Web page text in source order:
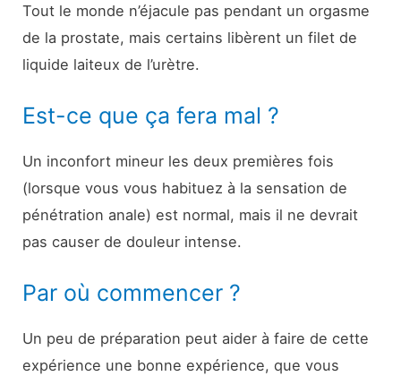
Tout le monde n’éjacule pas pendant un orgasme
de la prostate, mais certains libèrent un filet de
liquide laiteux de l’urètre.
Est-ce que ça fera mal ?
Un inconfort mineur les deux premières fois
(lorsque vous vous habituez à la sensation de
pénétration anale) est normal, mais il ne devrait
pas causer de douleur intense.
Par où commencer ?
Un peu de préparation peut aider à faire de cette
expérience une bonne expérience, que vous